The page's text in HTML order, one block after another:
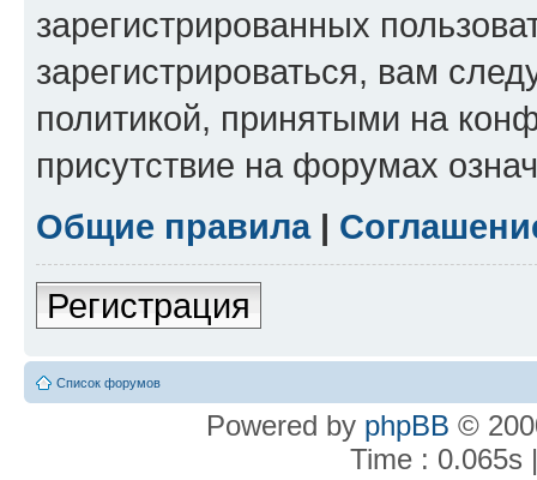
зарегистрированных
зарегистрироваться, вам
политикой, принятыми на
присутствие на форумах
Общие правила|
Регистрация
Список форумов
Powered by phpBB ©
Time : 0.065s